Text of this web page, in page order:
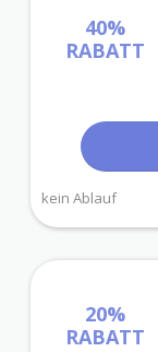
40%
RABATT
kein Ablauf
20%
RABATT